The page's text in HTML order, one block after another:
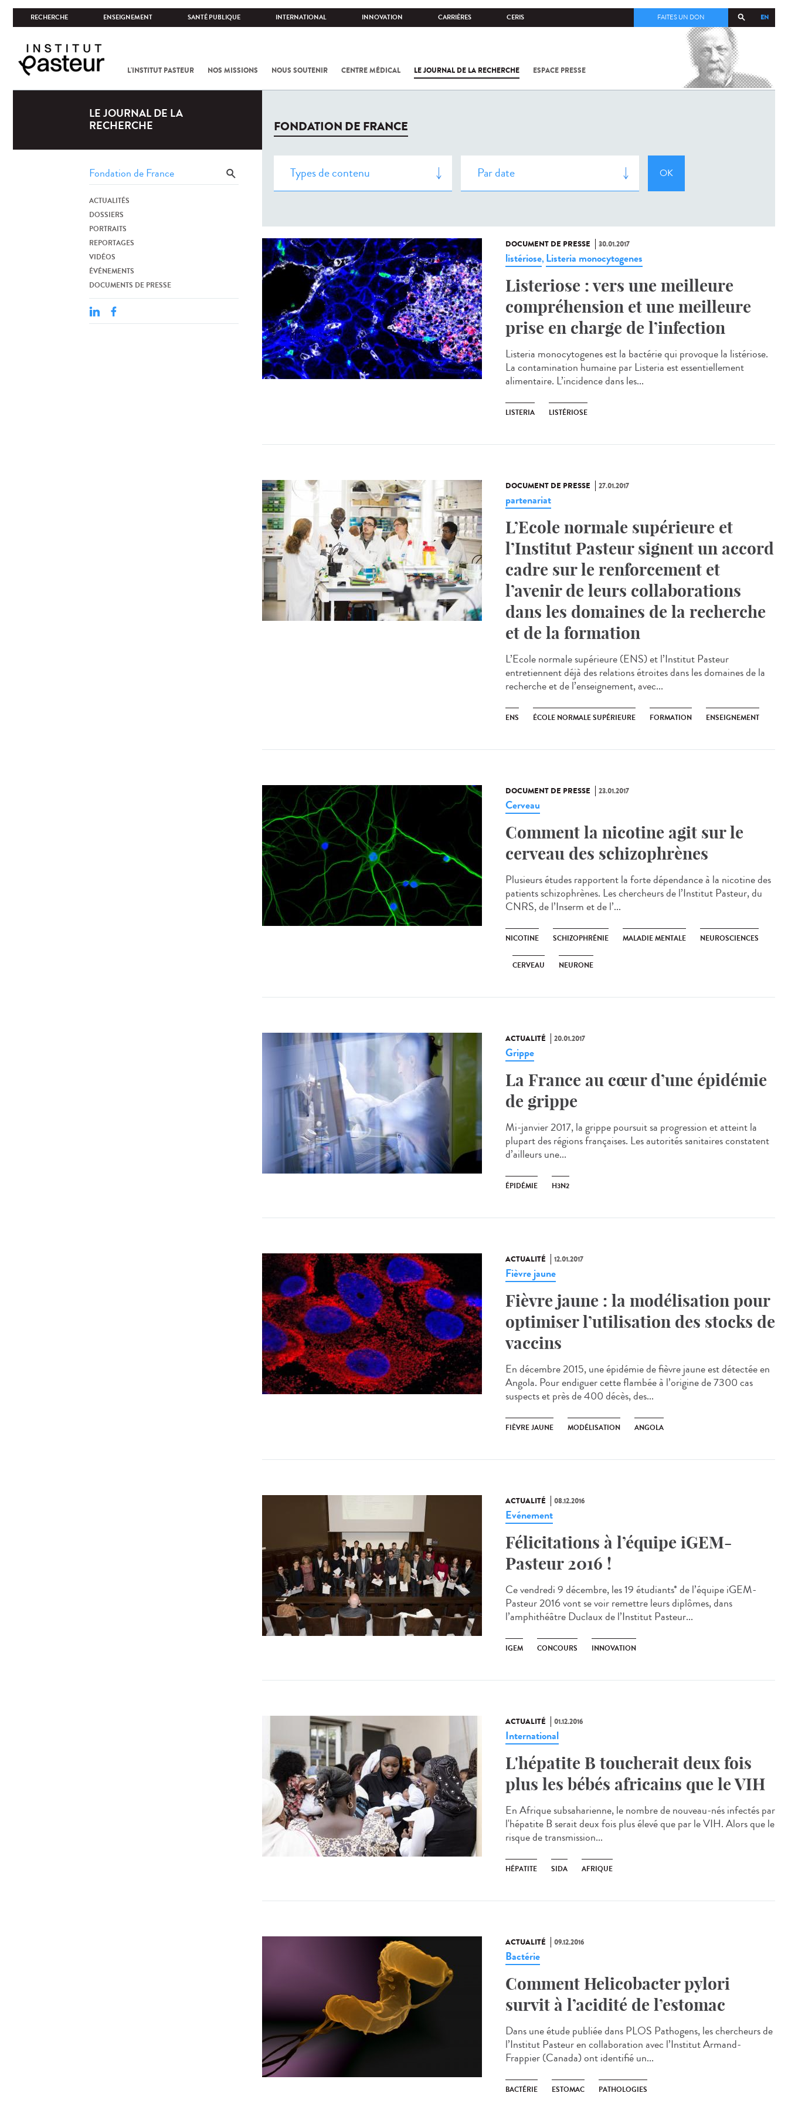
RECHERCHE ENSEIGNEMENT SANTÉ PUBLIQUE INTERNATIONAL INNOVATION CARRIÈRES CERIS EN
FAITES UN DON
L'INSTITUT PASTEUR NOS MISSIONS NOUS SOUTENIR CENTRE MÉDICAL LE JOURNAL DE LA RECHERCHE ESPACE PRESSE
COV-2 /
LE JOURNAL DE LA
RECHERCHE
ACTUALITÉS
DOSSIERS
PORTRAITS
REPORTAGES
VIDÉOS
ÉVÉNEMENTS
DOCUMENTS DE PRESSE
FONDATION DE FRANCE
DOCUMENT DE PRESSE 30.01.2017
listériose, Listeria monocytogenes
Listeriose : vers une meilleure
compréhension et une meilleure
prise en charge de l’infection
Listeria monocytogenes est la bactérie qui provoque la listériose.
La contamination humaine par Listeria est essentiellement
alimentaire. L’incidence dans les...
LISTERIA LISTÉRIOSE
DOCUMENT DE PRESSE 27.01.2017
partenariat
L’Ecole normale supérieure et
l’Institut Pasteur signent un accord
cadre sur le renforcement et
l’avenir de leurs collaborations
dans les domaines de la recherche
et de la formation
L’Ecole normale supérieure (ENS) et l’Institut Pasteur
entretiennent déjà des relations étroites dans les domaines de la
recherche et de l’enseignement, avec...
ENS ÉCOLE NORMALE SUPÉRIEURE FORMATION ENSEIGNEMENT
DOCUMENT DE PRESSE 23.01.2017
Cerveau
Comment la nicotine agit sur le
cerveau des schizophrènes
Plusieurs études rapportent la forte dépendance à la nicotine des
patients schizophrènes. Les chercheurs de l’Institut Pasteur, du
CNRS, de l’Inserm et de l’...
NICOTINE SCHIZOPHRÉNIE MALADIE MENTALE NEUROSCIENCES
CERVEAU NEURONE
ACTUALITÉ 20.01.2017
Grippe
La France au cœur d’une épidémie
de grippe
Mi-janvier 2017, la grippe poursuit sa progression et atteint la
plupart des régions françaises. Les autorités sanitaires constatent
d’ailleurs une...
ÉPIDÉMIE H3N2
ACTUALITÉ 12.01.2017
Fièvre jaune
Fièvre jaune : la modélisation pour
optimiser l’utilisation des stocks de
vaccins
En décembre 2015, une épidémie de fièvre jaune est détectée en
Angola. Pour endiguer cette flambée à l’origine de 7300 cas
suspects et près de 400 décès, des...
FIÈVRE JAUNE MODÉLISATION ANGOLA
ACTUALITÉ 08.12.2016
Evénement
Félicitations à l’équipe iGEM-
Pasteur 2016 !
Ce vendredi 9 décembre, les 19 étudiants* de l’équipe iGEM-
Pasteur 2016 vont se voir remettre leurs diplômes, dans
l’amphithéâtre Duclaux de l’Institut Pasteur...
IGEM CONCOURS INNOVATION
ACTUALITÉ 01.12.2016
International
L'hépatite B toucherait deux fois
plus les bébés africains que le VIH
En Afrique subsaharienne, le nombre de nouveau-nés infectés par
l'hépatite B serait deux fois plus élevé que par le VIH. Alors que le
risque de transmission...
HÉPATITE SIDA AFRIQUE
ACTUALITÉ 09.12.2016
Bactérie
Comment Helicobacter pylori
survit à l’acidité de l’estomac
Dans une étude publiée dans PLOS Pathogens, les chercheurs de
l’Institut Pasteur en collaboration avec l’Institut Armand-
Frappier (Canada) ont identifié un...
BACTÉRIE ESTOMAC PATHOLOGIES